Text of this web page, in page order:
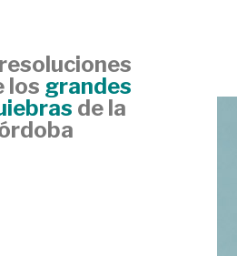
los grandes
de la